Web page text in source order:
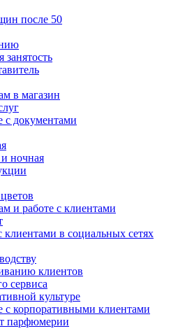
после 50
занятость
в магазин
с документами
и ночная
и работе с клиентами
клиентами в социальных сетях
клиентов
сервиса
культуре
с корпоративными клиентами
парфюмерии